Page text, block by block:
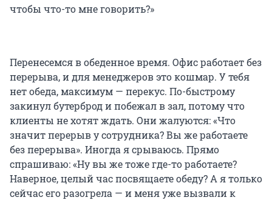
чтобы что-то мне говорить?»
Перенесемся в обеденное время. Офис работает без
перерыва, и для менеджеров это кошмар. У тебя
нет обеда, максимум — перекус. По-быстрому
закинул бутерброд и побежал в зал, потому что
клиенты не хотят ждать. Они жалуются: «Что
значит перерыв у сотрудника? Вы же работаете
без перерыва». Иногда я срываюсь. Прямо
спрашиваю: «Ну вы же тоже где-то работаете?
Наверное, целый час посвящаете обеду? А я только
сейчас его разогрела — и меня уже вызвали к